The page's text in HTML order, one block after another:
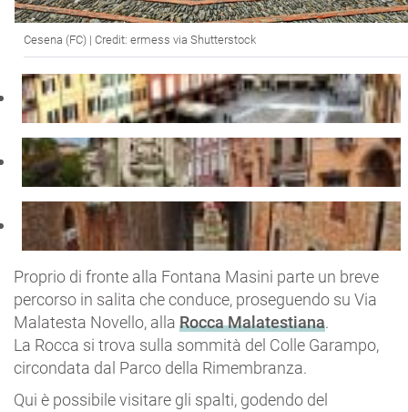
Cesena (FC) | Credit: ermess via Shutterstock
Proprio di fronte alla Fontana Masini parte un breve
percorso in salita che conduce, proseguendo su Via
Malatesta Novello, alla Rocca Malatestiana.
La Rocca si trova sulla sommità del Colle Garampo,
circondata dal Parco della Rimembranza.
Qui è possibile visitare gli spalti, godendo del